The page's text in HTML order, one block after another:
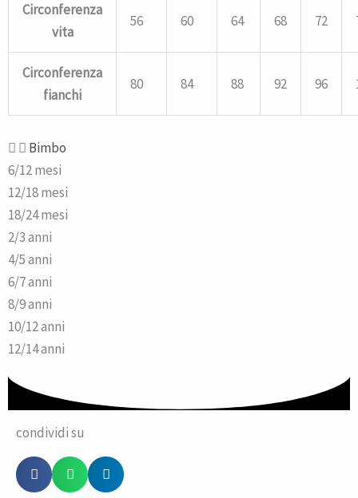
Circonferenza
vita
56 60 64 68 72
Circonferenza
fianchi
80 84 88 92 96
Bimbo
6/12 mesi
12/18 mesi
18/24 mesi
2/3 anni
4/5 anni
6/7 anni
8/9 anni
10/12 anni
12/14 anni
condividi su